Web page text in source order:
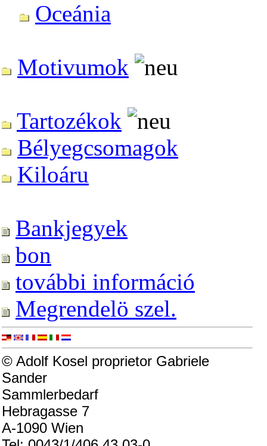
Oceánia
Motivumok
Tartozékok
Bélyegcsomagok
Kiloáru
Bankjegyek
bon
további információ
Megrendelö szel.
© Adolf Kosel proprietor Gabriele
Sander
Sammlerbedarf
Hebragasse 7
A-1090 Wien